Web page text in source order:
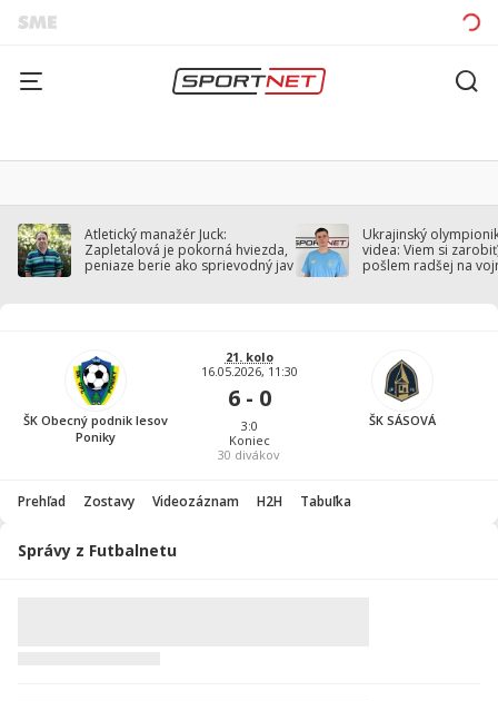
Atletický manažér Juck:
Zapletalová je pokorná hviezda,
peniaze berie ako sprievodný jav
Ukrajinský
videa: Viem si
pošlem radšej na
ŠK Obecný podnik lesov
Poniky
21. kolo
16.05.2026, 11:30
6 - 0
3:0
Koniec
30 divákov
ŠK SÁSOVÁ
Prehľad Zostavy Videozáznam H2H Tabuľka
Správy z Futbalnetu